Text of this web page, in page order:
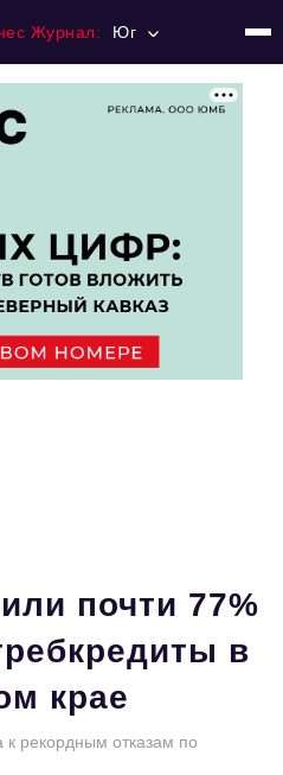
Журнал: Юг
почти 77%
в
крае
рекордным отказам по